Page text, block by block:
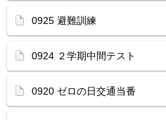
0925 避難訓練
0924 ２学期中間テスト
0920 ゼロの日交通当番